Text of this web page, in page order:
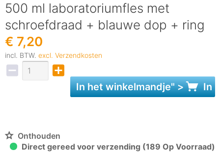
500 ml laboratoriumfles met
schroefdraad + blauwe dop + ring
€ 7,20
incl. BTW. excl. Verzendkosten
In hetwinkelmandje" > In
Onthouden
Direct gereed voor verzending (189 Op Voorraad)